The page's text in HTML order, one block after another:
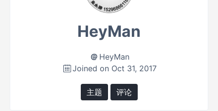
HeyMan
HeyMan
Joined on Oct 31, 2017
主题 评论